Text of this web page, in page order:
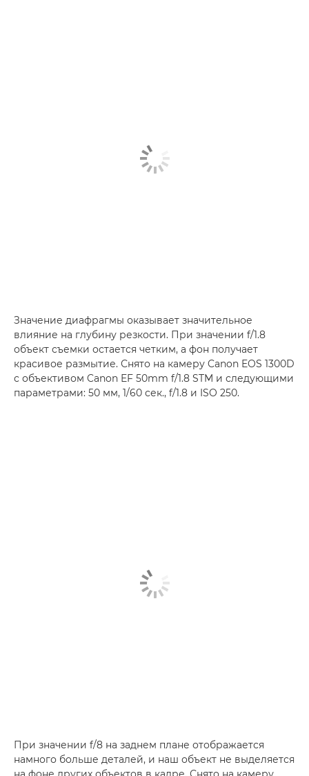
Значение диафрагмы оказывает значительное
влияние на глубину резкости. При значении f/1.8
объект съемки остается четким, а фон получает
красивое размытие. Снято на камеру Canon EOS 1300D
с объективом Canon EF 50mm f/1.8 STM и следующими
параметрами: 50 мм, 1/60 сек., f/1.8 и ISO 250.
При значении f/8 на заднем плане отображается
намного больше деталей, и наш объект не выделяется